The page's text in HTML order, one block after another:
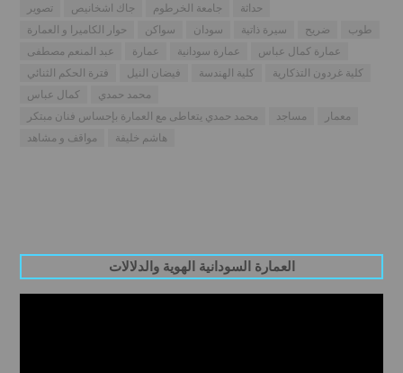
تصوير
جاك اشخانيص جامعة الخرطوم
حداثة
حوار الكاميرا و العمارة
سواكن سودان سيرة ذاتية ضريح
طوب
عبد المنعم مصطفى
عمارة عمارة سودانية
عمارة كمال عباس
فترة الحكم الثنائي
فيضان النيل كلية الهندسة
كلية غردون التذكارية
كمال عباس
محمد حمدي
محمد حمدي يتعاطى مع العمارة بإحساس فنان مبتكر
مساجد
معمار
مواقف و مشاهد
هاشم خليفة
العمارة السودانية الهوية والدلالات